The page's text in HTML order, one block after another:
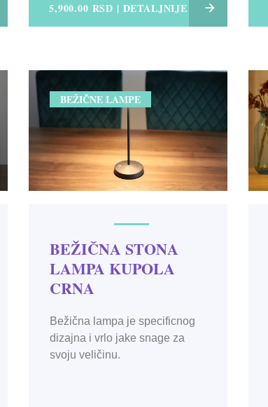
5,900.00 RSD | DETALJNIJE
BEŽIČNE LAMPE
BEŽIČNA STONA
LAMPA KUPOLA
CRNA
Bežična lampa je specificnog
dizajna i vrlo jake snage za
svoju veličinu.